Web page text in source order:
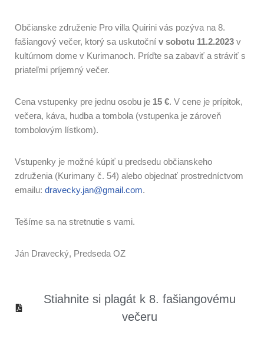
Občianske združenie Pro villa Quirini vás pozýva na 8.
fašiangový večer, ktorý sa uskutoční v sobotu 11.2.2023 v
kultúrnom dome v Kurimanoch. Príďte sa zabaviť a stráviť s
priateľmi príjemný večer.
Cena vstupenky pre jednu osobu je 15 €. V cene je prípitok,
večera, káva, hudba a tombola (vstupenka je zároveň
tombolovým lístkom).
Vstupenky je možné kúpiť u predsedu občianskeho
združenia (Kurimany č. 54) alebo objednať prostredníctvom
emailu: dravecky.jan@gmail.com.
Tešíme sa na stretnutie s vami.
Ján Dravecký, Predseda OZ
Stiahnite si plagát k 8. fašiangovému
večeru